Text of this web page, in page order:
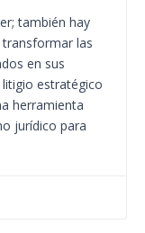
también hay
las
en sus
estratégico
herramienta
jurídico para